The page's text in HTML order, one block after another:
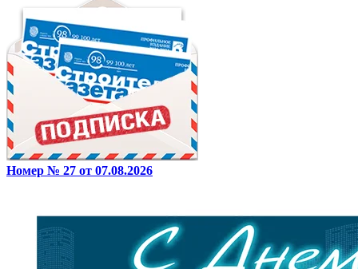
Номер № 27 от 07.08.2026